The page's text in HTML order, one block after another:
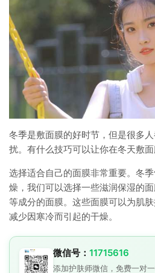
冬季是敷面膜的好时节，但是很多
扰。有什么技巧可以让你在冬天敷
选择适合自己的面膜非常重要。冬
燥，我们可以选择一些滋润保湿的
等成分的面膜。这些面膜可以为肌
减少因寒冷而引起的干燥。
微信号： 11715616
添加护肤师微信，免费一对